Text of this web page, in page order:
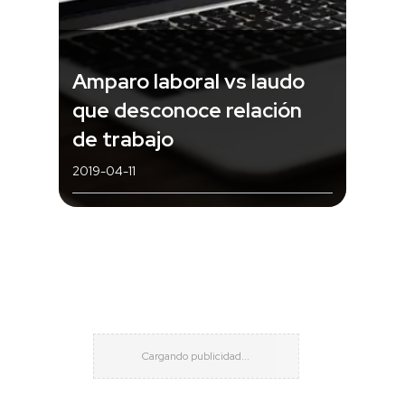
Amparo laboral vs laudo
que desconoce relación
de trabajo
2019-04-11